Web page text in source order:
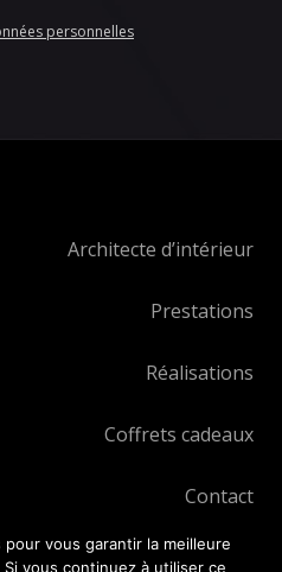
personnelles
Architecte d’intérieur
Prestations
Réalisations
Coffrets cadeaux
Contact
vous garantir la meilleure
vous continuez à utiliser ce